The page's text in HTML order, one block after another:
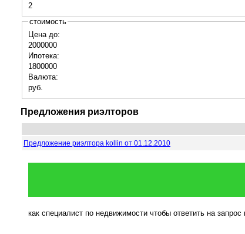
2
стоимость
Цена до:
2000000
Ипотека:
1800000
Валюта:
руб.
Предложения риэлторов
Предложение риэлтора kollin от 01.12.2010
как специалист по недвижимости чтобы ответить на